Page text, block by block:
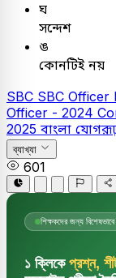
ঘ
সন্দেশ
ঙ
কোনটিই নয়
SBC SBC Officer
Officer - 2024
2025 বাংলা
ব্যাখ্যা
601
শিক্ষকদের জন্য বিশেষভাবে
১ ক্লিকে প্রশ্ন,